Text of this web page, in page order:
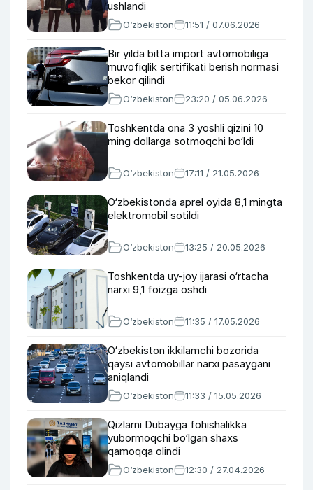
ushlandi
O‘zbekiston 11:51 / 07.06.2026
Bir yilda bitta import avtomobiliga
muvofiqlik sertifikati berish normasi
bekor qilindi
O‘zbekiston 23:20 / 05.06.2026
Toshkentda ona 3 yoshli qizini 10
ming dollarga sotmoqchi bo‘ldi
O‘zbekiston 17:11 / 21.05.2026
O‘zbekistonda aprel oyida 8,1 mingta
elektromobil sotildi
O‘zbekiston 13:25 / 20.05.2026
Toshkentda uy-joy ijarasi o‘rtacha
narxi 9,1 foizga oshdi
O‘zbekiston 11:35 / 17.05.2026
O‘zbekiston ikkilamchi bozorida
qaysi avtomobillar narxi pasaygani
aniqlandi
O‘zbekiston 11:33 / 15.05.2026
Qizlarni Dubayga fohishalikka
yubormoqchi bo‘lgan shaxs
qamoqqa olindi
O‘zbekiston 12:30 / 27.04.2026